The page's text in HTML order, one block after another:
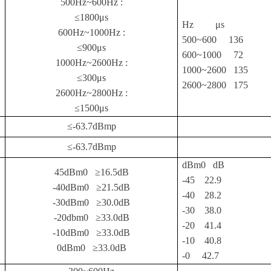
500Hz~600Hz :
≤1800μs
600Hz~1000Hz :
≤900μs
1000Hz~2600Hz :
≤300μs
2600Hz~2800Hz :
≤1500μs
Hz
μs
500~600
136
600~1000
72
1000~2600 135
2600~2800 175
≤-63.7dBmp
≤-63.7dBmp
45dBm0 ≥16.5dB
-40dBm0 ≥21.5dB
-30dBm0 ≥30.0dB
-20dbm0 ≥33.0dB
-10dBm0 ≥33.0dB
0dBm0 ≥33.0dB
dBm0 dB
-45
22.9
-40
28.2
-30 38.0
-20 41.4
-10 40.8
-0 42.7